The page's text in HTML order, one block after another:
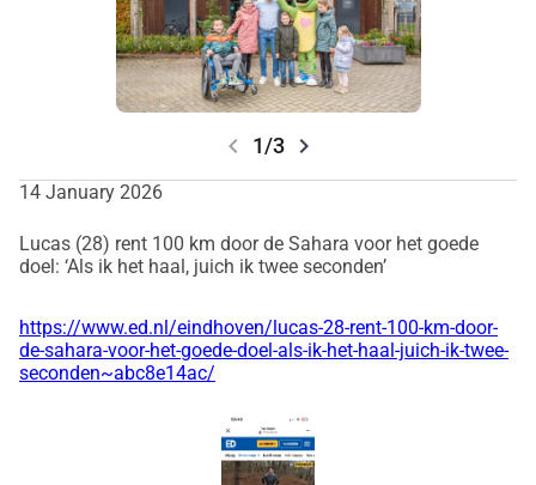
vol plezier en hoop maken voor kinderen die dat hard nodig
Dank je wel dat je deel wilt zijn van deze missie.
Lucas Kuijper
chevron_left 1/3 chevron_right
14 January 2026
Lucas (28) rent 100 km door de Sahara voor het goede
doel: ‘Als ik het haal, juich ik twee seconden’
https://www.ed.nl/eindhoven/lucas-28-rent-100-km-door-
de-sahara-voor-het-goede-doel-als-ik-het-haal-juich-ik-twee-
seconden~abc8e14ac/